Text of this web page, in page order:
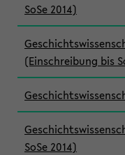
SoSe 2014)
(Einschreibung bis
SoSe 2014)